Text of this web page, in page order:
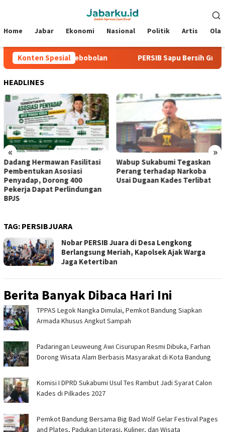
Mobile
Home Jabar Ekonomi Nasional Politik Artis
Konten Spesial
Laga Tanpa Kebobolan PERSIB Sapu Bersih Grup
HEADLINES
« »
Dadang Hermawan Fasilitasi
Pembentukan Asosiasi
Penyadap, Dorong 400
Pekerja Dapat Perlindungan
BPJS
Wabup Sukabumi Tegaskan
Perang terhadap Narkoba
Usai Dugaan Kades Terlibat
TAG: PERSIBJUARA
Nobar PERSIB Juara di Desa Lengkong
Berlangsung Meriah, Kapolsek Ajak Warga
Jaga Ketertiban
Berita Banyak Dibaca Hari Ini
TPPAS Legok Nangka Dimulai, Pemkot Bandung Siapkan
Armada Khusus Angkut Sampah
Padaringan Leuweung Awi Cisurupan Resmi Dibuka, Farhan
Dorong Wisata Alam Berbasis Masyarakat di Kota Bandung
Komisi I DPRD Sukabumi Usul Tes Rambut Jadi Syarat Calon
Kades di Pilkades 2027
Pemkot Bandung Bersama Big Bad Wolf Gelar Festival Pages
and Plates, Padukan Literasi, Kuliner, dan Wisata